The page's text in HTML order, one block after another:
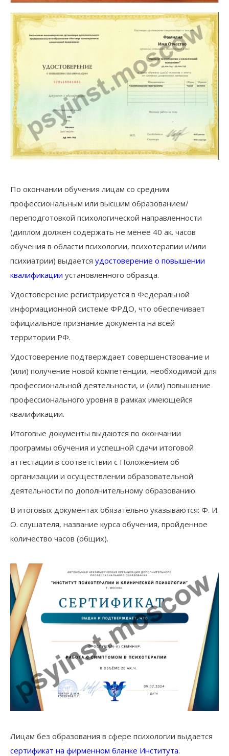
По окончании обучения лицам со средним
профессиональным или высшим образованием/
переподготовкой психологической направленности
(диплом должен содержать не менее 40 ак. часов
обучения в области психологии, психотерапии и/или
психиатрии) выдается удостоверение о повышении
квалификации установленного образца.
Удостоверение регистрируется в Федеральной
информационной системе ФРДО, что обеспечивает
официальное признание документа на всей
территории РФ.
Удостоверение подтверждает совершенствование и
(или) получение новой компетенции, необходимой для
профессиональной деятельности, и (или) повышение
профессионального уровня в рамках имеющейся
квалификации.
Итоговые документы выдаются по окончании
программы обучения и успешной сдачи итоговой
аттестации в соответствии с Положением об
организации и осуществлении образовательной
деятельности по дополнительному образованию.
В итоговых документах обязательно указываются: Ф. И.
О. слушателя, название курса обучения, пройденное
количество часов (общих).
Лицам без образования в сфере психологии выдается
сертификат на фирменном бланке Института.